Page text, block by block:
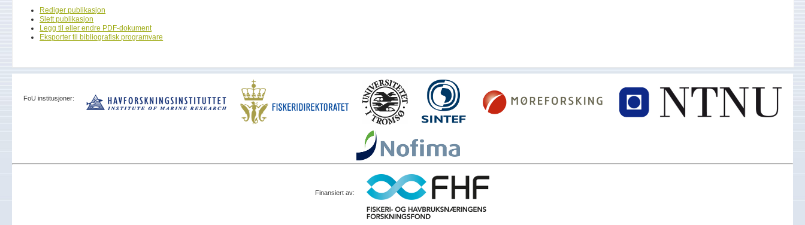
Rediger publikasjon
Slett publikasjon
Legg til eller endre PDF-dokument
Eksporter til bibliografisk programvare
FoU institusjoner:
Finansiert av: